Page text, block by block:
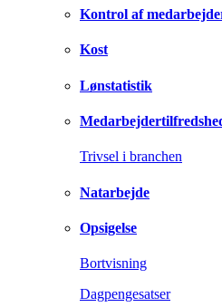
Kontrol af
Kost
Lønstatistik
Trivsel i branchen
Natarbejde
Opsigelse
Bortvisning
Dagpengesatser